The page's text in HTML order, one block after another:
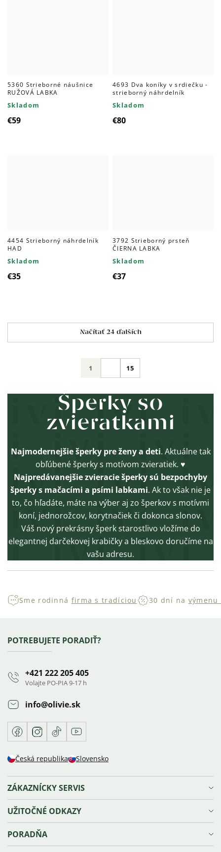
5360 Strieborné náušnice
RUŽOVÁ LABKA
Skladom
€59
4693 Dva koníky v srdiečku -
strieborný náhrdelník
Skladom
€80
4454 Strieborný náhrdelník
HAD
Skladom
€35
3792 Strieborný prsteň
ČIERNA LABKA
Skladom
€37
Ovládacie
prvky
Načítať 24 ďalších
Stránkovanie
1 15
Šperky so
zvieratkami
Najmodernejšie šperky pre ženy a deti. Aktuálne tak
obľúbené šperky s motívom zvieratiek. ♥
Najpredávanejšie zvieracie šperky sú bezpochyby
šperky s mačacími a psími labkami. Ak to však nie je
to, čo hľadáte, máte na výber aj zo šperkov s motívmi
koní, jednorožcov, korytnačiek či dokonca slonov.
Váš nový prekrásny šperk starostlivo vložíme do
elegantnej darčekovej krabičky a bleskovo doručíme na
vašu adresu.
Sme rodinná firma s tradíciou 30 dní na
Zápätie
POTREBUJETE PORADIŤ?
+421 222 205 405
Volajte PO-PIA 9-17 h
info@olivie.sk
FacebookInstagram
TikTokYoutube
Česká republika Slovensko
ZÁKAZNÍCKY SERVIS
Doprava a platba
Reklamácie, výmena a vrátenie tovaru
Obchodné podmienky
Sledovanie zásielky
UŽITOČNÉ ODKAZY
Vernostný program Olivie⁺
Blog
PORADŇA